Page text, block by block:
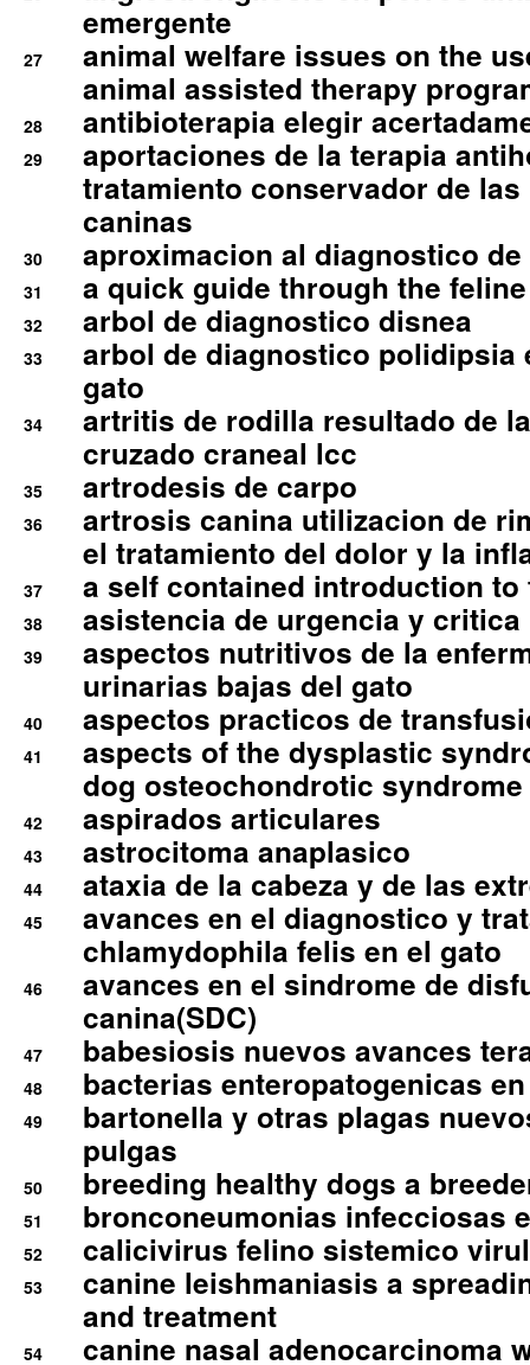
emergente
27
animal welfare issues on the
animal assisted therapy
28 antibioterapia elegir
29
aportaciones de la terapia
tratamiento conservador de
caninas
30 aproximacion al diagnostico
31 a quick guide through the
32 arbol de diagnostico disnea
33
arbol de diagnostico polidipsia
gato
34
artritis de rodilla resultado de
cruzado craneal lcc
35 artrodesis de carpo
36
artrosis canina utilizacion de
el tratamiento del dolor y la
37 a self contained introduction
38 asistencia de urgencia y
39
aspectos nutritivos de la
urinarias bajas del gato
40 aspectos practicos de
41
aspects of the dysplastic
dog osteochondrotic syndrome
42 aspirados articulares
43 astrocitoma anaplasico
44 ataxia de la cabeza y de las
45
avances en el diagnostico y
chlamydophila felis en el gato
46
avances en el sindrome de
canina(SDC)
47 babesiosis nuevos avances
48 bacterias enteropatogenicas
49
bartonella y otras plagas
pulgas
50 breeding healthy dogs a
51 bronconeumonias infecciosas
52 calicivirus felino sistemico
53
canine leishmaniasis a
and treatment
54
canine nasal adenocarcinoma